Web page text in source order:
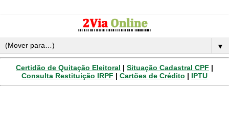
▼
Certidão de Quitação Eleitoral | Situação Cadastral CPF |
Consulta Restituição IRPF | Cartões de Crédito | IPTU